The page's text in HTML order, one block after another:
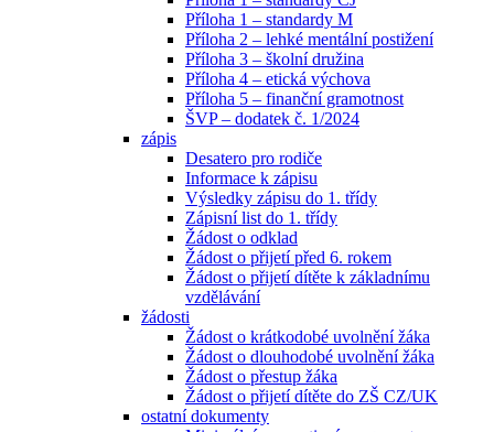
Příloha 1 – standardy M
Příloha 2 – lehké mentální postižení
Příloha 3 – školní družina
Příloha 4 – etická výchova
Příloha 5 – finanční gramotnost
ŠVP – dodatek č. 1/2024
zápis
Desatero pro rodiče
Informace k zápisu
Výsledky zápisu do 1. třídy
Zápisní list do 1. třídy
Žádost o odklad
Žádost o přijetí před 6. rokem
Žádost o přijetí dítěte k základnímu
vzdělávání
žádosti
Žádost o krátkodobé uvolnění žáka
Žádost o dlouhodobé uvolnění žáka
Žádost o přestup žáka
Žádost o přijetí dítěte do ZŠ CZ/UK
ostatní dokumenty